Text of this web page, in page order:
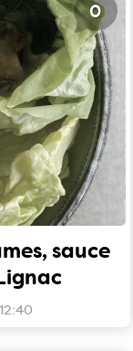
sauce
0